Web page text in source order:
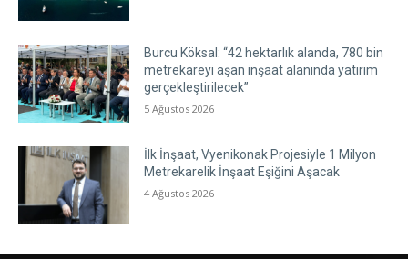
Burcu Köksal: “42 hektarlık alanda, 780 bin
metrekareyi aşan inşaat alanında yatırım
gerçekleştirilecek”
5 Ağustos 2026
İlk İnşaat, Vyenikonak Projesiyle 1 Milyon
Metrekarelik İnşaat Eşiğini Aşacak
4 Ağustos 2026